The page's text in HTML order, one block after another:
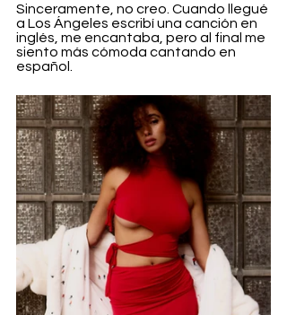
Sinceramente, no creo. Cuando llegué
a Los Ángeles escribí una canción en
inglés, me encantaba, pero al final me
siento más cómoda cantando en
español.